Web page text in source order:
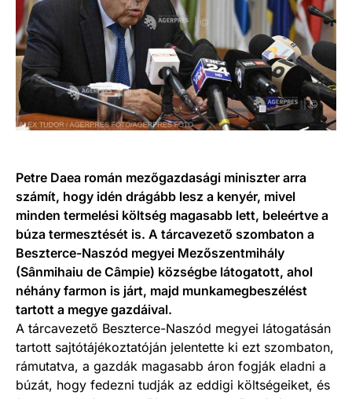
Petre Daea román mezőgazdasági miniszter arra
számít, hogy idén drágább lesz a kenyér, mivel
minden termelési költség magasabb lett, beleértve a
búza termesztését is. A tárcavezető szombaton a
Beszterce-Naszód megyei Mezőszentmihály
(Sânmihaiu de Câmpie) községbe látogatott, ahol
néhány farmon is járt, majd munkamegbeszélést
tartott a megye gazdáival.
A tárcavezető Beszterce-Naszód megyei látogatásán
tartott sajtótájékoztatóján jelentette ki ezt szombaton,
rámutatva, a gazdák magasabb áron fogják eladni a
búzát, hogy fedezni tudják az eddigi költségeiket, és